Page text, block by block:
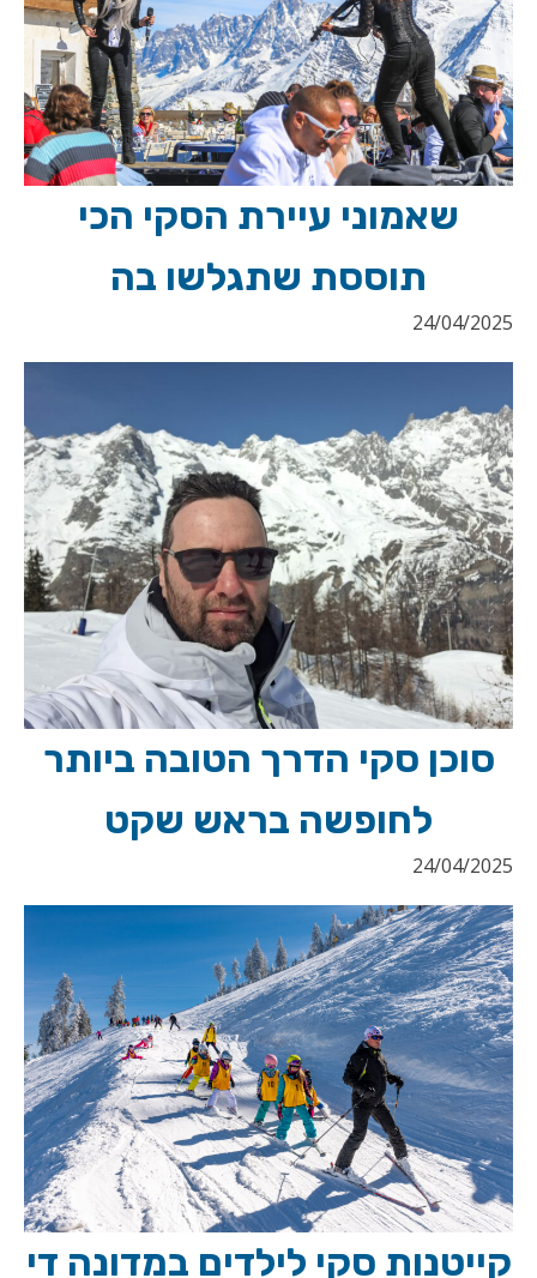
שאמוני עיירת הסקי הכי
תוססת שתגלשו בה
24/04/2025
סוכן סקי הדרך הטובה ביותר
לחופשה בראש שקט
24/04/2025
קייטנות סקי לילדים במדונה די